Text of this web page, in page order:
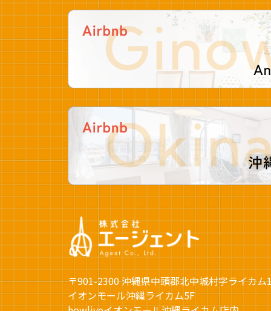
〒901-2300 沖縄県中頭郡北中城村字ライカム
イオンモール沖縄ライカム5F